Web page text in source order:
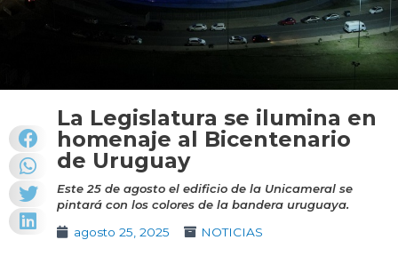
La Legislatura se ilumina en
homenaje al Bicentenario
de Uruguay
Este 25 de agosto el edificio de la Unicameral se
pintará con los colores de la bandera uruguaya.
agosto 25, 2025
NOTICIAS